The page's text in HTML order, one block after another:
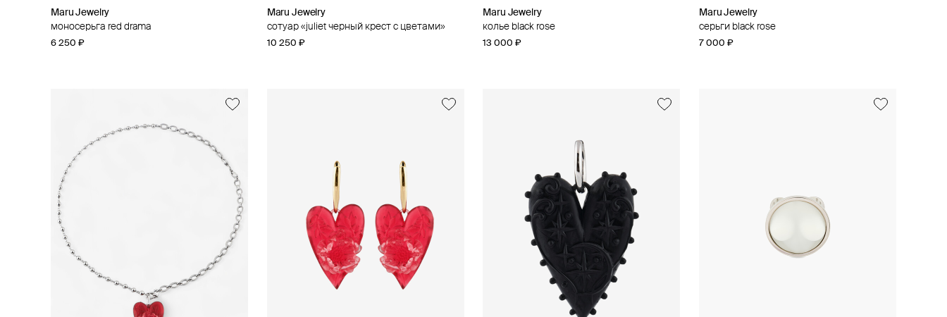
Maru Jewelry
моносерьга red drama
6 250 ₽
Maru Jewelry
сотуар «juliet черный крест с цветами»
10 250 ₽
Maru Jewelry
колье black rose
13 000 ₽
Maru Jewelry
серьги black rose
7 000 ₽